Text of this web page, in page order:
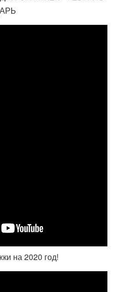
на 2020 год!